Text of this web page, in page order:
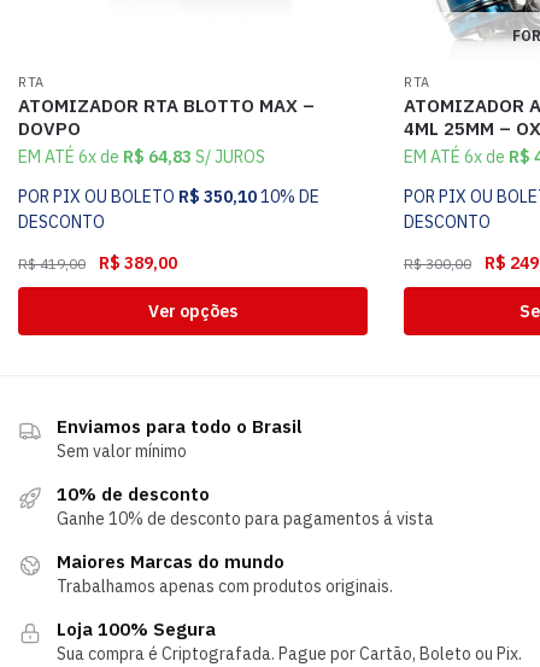
RTA
ATOMIZADOR RTA BLOTTO MAX –
DOVPO
EM ATÉ 6x de R$ 64,83 S/ JUROS
POR PIX OU BOLETO R$ 350,1010% DE
DESCONTO
R$419,00 R$ 389,00
Ver opções
RTA
ATOMIZADOR
4ML 25MM –
EM ATÉ 6x de R$
POR PIX OU
DESCONTO
R$300,00 R$
Enviamos para todo o Brasil
Sem valor mínimo
10% de desconto
Ganhe 10% de desconto para pagamentos á vista
Maiores Marcas do mundo
Trabalhamos apenas com produtos originais.
Loja 100% Segura
Sua compra é Criptografada. Pague por Cartão, Boleto ou Pix.